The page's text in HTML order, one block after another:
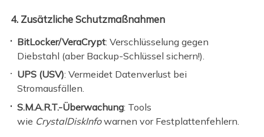
4. Zusätzliche Schutzmaßnahmen
BitLocker/VeraCrypt: Verschlüsselung gegen
Diebstahl (aber Backup-Schlüssel sichern!).
UPS (USV): Vermeidet Datenverlust bei
Stromausfällen.
S.M.A.R.T.-Überwachung: Tools
wie CrystalDiskInfowarnen vor Festplattenfehlern.